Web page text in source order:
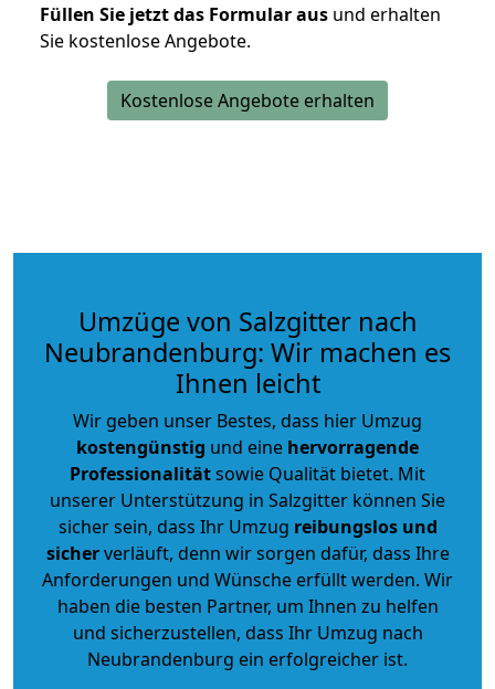
Füllen Sie jetzt das Formular aus und erhalten
Sie kostenlose Angebote.
Kostenlose Angebote erhalten
Umzüge von Salzgitter nach
Neubrandenburg: Wir machen es
Ihnen leicht
Wir geben unser Bestes, dass hier Umzug
kostengünstig und eine hervorragende
Professionalitätsowie Qualität bietet. Mit
unserer Unterstützung in Salzgitter können Sie
sicher sein, dass Ihr Umzug reibungslos und
sicherverläuft, denn wir sorgen dafür, dass Ihre
Anforderungen und Wünsche erfüllt werden. Wir
haben die besten Partner, um Ihnen zu helfen
und sicherzustellen, dass Ihr Umzug nach
Neubrandenburg ein erfolgreicher ist.